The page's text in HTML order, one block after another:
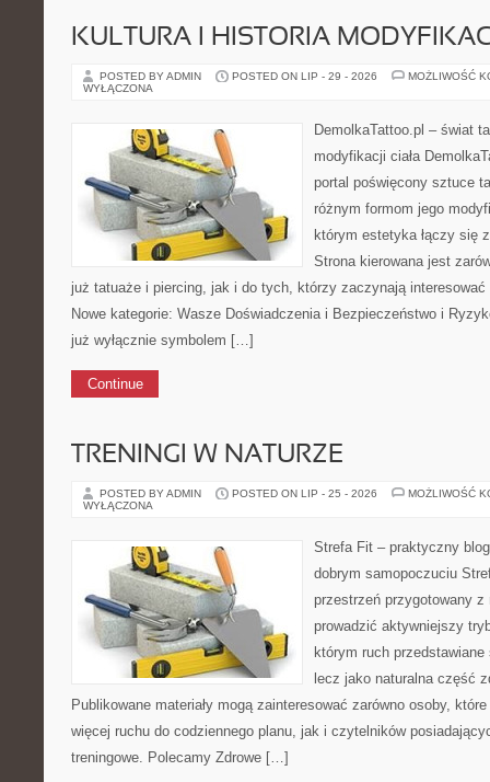
KULTURA I HISTORIA
POSTED BY ADMIN POSTED ON LIP - 29 - 2026
MOŻLIWOŚĆ
WYŁĄCZONA
DemolkaTattoo.pl – świat
modyfikacji ciała
portal poświęcony sztuce
różnym formom jego
którym estetyka łączy się
Strona kierowana jest
już tatuaże i piercing, jak i do tych, którzy zaczynają interesować
Nowe kategorie: Wasze Doświadczenia i Bezpieczeństwo i
już wyłącznie symbolem […]
Continue
TRENINGI W NATURZE
POSTED BY ADMIN POSTED ON LIP - 25 - 2026
MOŻLIWOŚĆ
WYŁĄCZONA
Strefa Fit – praktyczny
dobrym samopoczuciu
przestrzeń przygotowany
prowadzić aktywniejszy
którym ruch
lecz jako naturalna część
Publikowane materiały mogą zainteresować zarówno osoby,
więcej ruchu do codziennego planu, jak i czytelników
treningowe. Polecamy Zdrowe […]